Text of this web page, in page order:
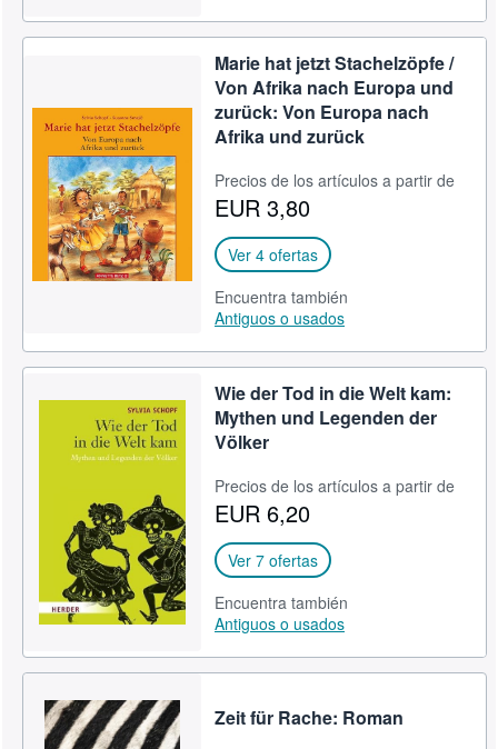
Marie hat jetzt Stachelzöpfe /
Von Afrika nach Europa und
zurück: Von Europa nach
Afrika und zurück
Precios de los artículos a partir de
EUR 3,80
Ver 4 ofertas
Encuentra también
Antiguos o usados
Wie der Tod in die Welt kam:
Mythen und Legenden der
Völker
Precios de los artículos a partir de
EUR 6,20
Ver 7 ofertas
Encuentra también
Antiguos o usados
Zeit für Rache: Roman